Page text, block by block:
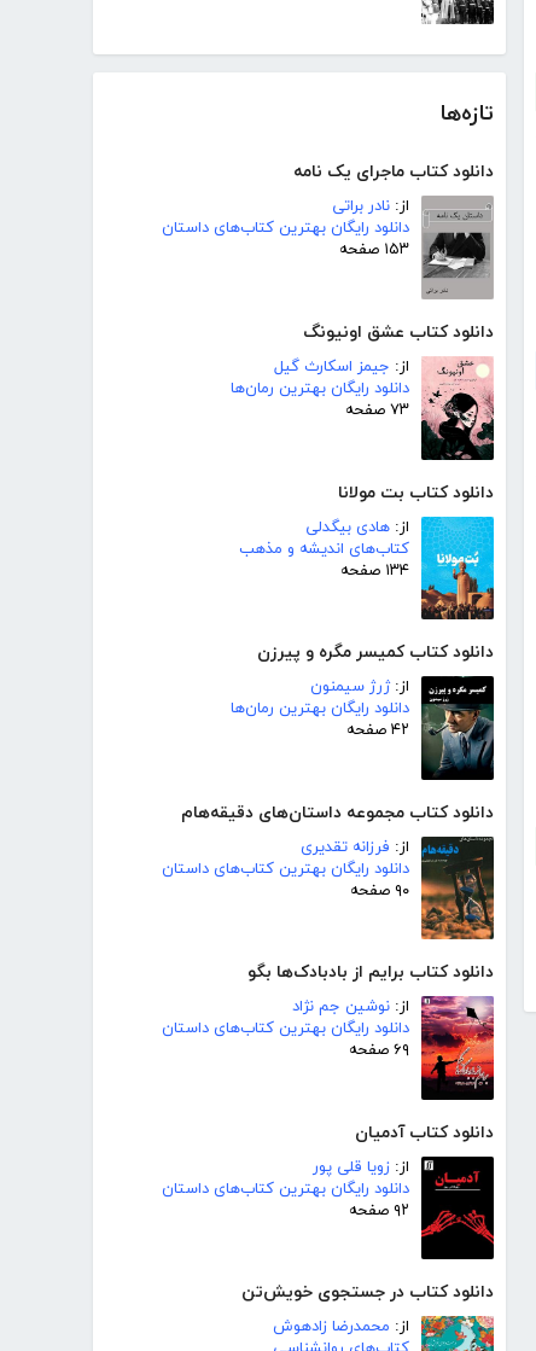
تازه‌ها
دانلود کتاب ماجرای یک نامه
از: نادر براتی
دانلود رایگان بهترین کتاب‌های داستان
۱۵۳ صفحه
دانلود کتاب عشق اونیونگ
از: جیمز اسکارث گیل
دانلود رایگان بهترین رمان‌ها
۷۳ صفحه
دانلود کتاب بت مولانا
از: هادی بیگدلی
کتاب‌های اندیشه و مذهب
۱۳۴ صفحه
دانلود کتاب کمیسر مگره و پیرزن
از:ژرژ سیمنون
دانلود رایگان بهترین رمان‌ها
۴۲ صفحه
دانلود کتاب مجموعه داستان‌های دقیقه‌هام
از: فرزانه تقدیری
دانلود رایگان بهترین کتاب‌های داستان
۹۰ صفحه
دانلود کتاب برایم از بادبادک‌ها بگو
از: نوشین جم نژاد
دانلود رایگان بهترین کتاب‌های داستان
۶۹ صفحه
دانلود کتاب آدمیان
از: زویا قلی پور
دانلود رایگان بهترین کتاب‌های داستان
۹۲ صفحه
دانلود کتاب در جستجوی خویش‌تن
از: محمدرضا زادهوش